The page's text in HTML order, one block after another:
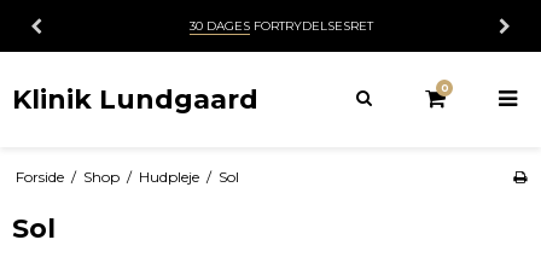
30 DAGES FORTRYDELSESRET
Klinik Lundgaard 0
Forside / Shop / Hudpleje / Sol
Sol